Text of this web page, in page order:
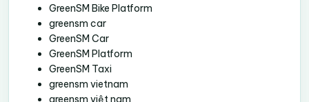
GreenSM Bike Platform
greensm car
GreenSM Car
GreenSM Platform
GreenSM Taxi
greensm vietnam
greensm việt nam